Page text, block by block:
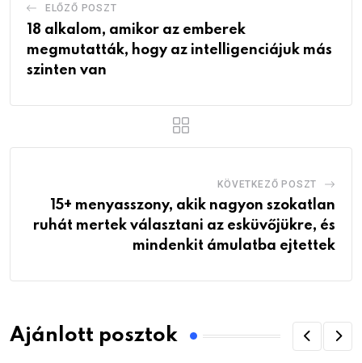
ELŐZŐ POSZT
18 alkalom, amikor az emberek
megmutatták, hogy az intelligenciájuk más
szinten van
KÖVETKEZŐ POSZT
15+ menyasszony, akik nagyon szokatlan
ruhát mertek választani az esküvőjükre, és
mindenkit ámulatba ejtettek
Ajánlott posztok